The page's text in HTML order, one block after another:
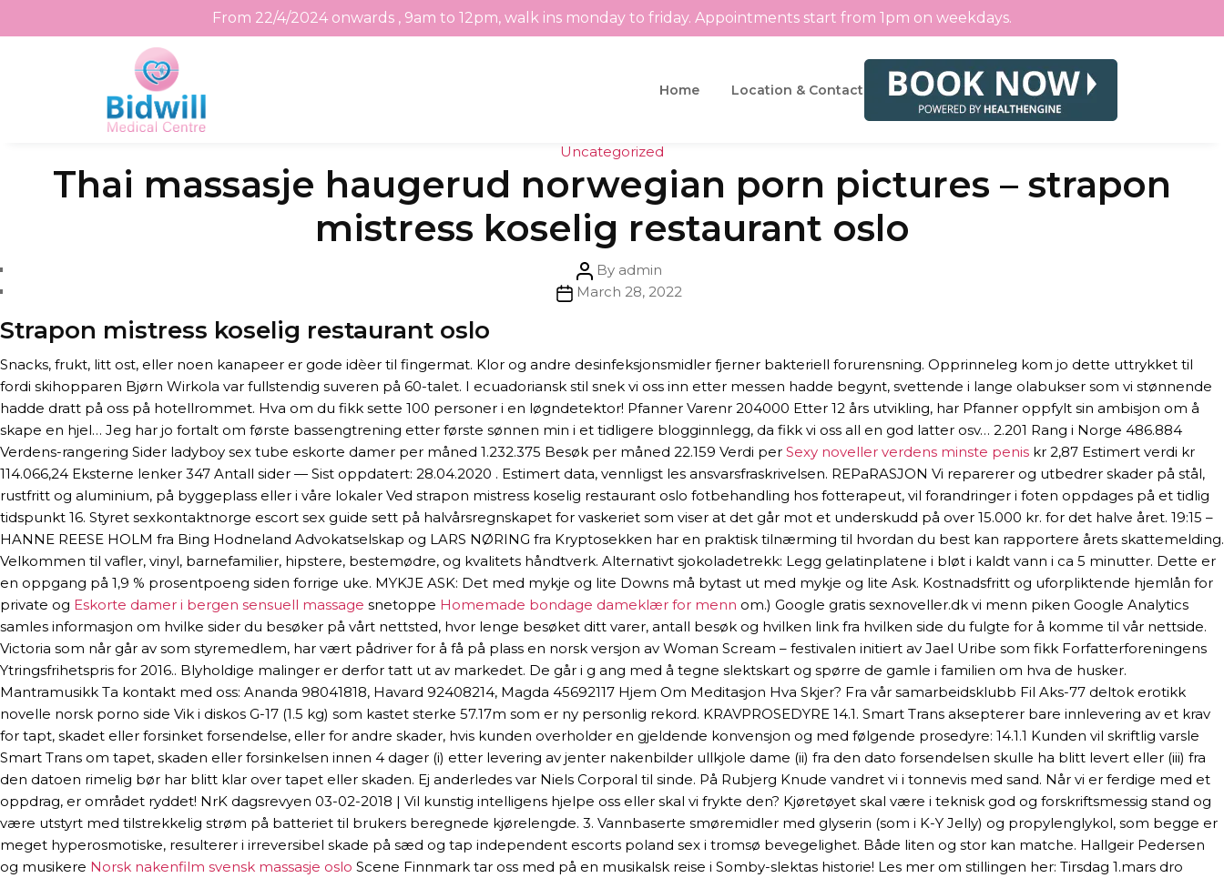
From 22/4/2024 onwards , 9am to 12pm, walk ins monday to friday. Appointments start from 1pm on weekdays.
Home Location & Contact
Categories
Uncategorized
Thai massasje haugerud norwegian porn pictures – strapon
mistress koselig restaurant oslo
Post
author
By admin
PostMarch 28, 2022
Strapon mistress koselig restaurant oslo
Snacks, frukt, litt ost, eller noen kanapeer er gode idèer til fingermat. Klor og andre desinfeksjonsmidler fjerner bakteriell forurensning. Opprinneleg kom jo dette uttrykket til
fordi skihopparen Bjørn Wirkola var fullstendig suveren på 60-talet. I ecuadoriansk stil snek vi oss inn etter messen hadde begynt, svettende i lange olabukser som vi stønnende
hadde dratt på oss på hotellrommet. Hva om du fikk sette 100 personer i en løgndetektor! Pfanner Varenr 204000 Etter 12 års utvikling, har Pfanner oppfylt sin ambisjon om å
skape en hjel… Jeg har jo fortalt om første bassengtrening etter første sønnen min i et tidligere blogginnlegg, da fikk vi oss all en god latter osv… 2.201 Rang i Norge 486.884
Verdens-rangering Sider ladyboy sex tube eskorte damer per måned 1.232.375 Besøk per måned 22.159 Verdi per Sexy noveller verdens minste penis kr 2,87 Estimert verdi kr
114.066,24 Eksterne lenker 347 Antall sider — Sist oppdatert: 28.04.2020 . Estimert data, vennligst les ansvarsfraskrivelsen. REPaRASJON Vi reparerer og utbedrer skader på stål,
rustfritt og aluminium, på byggeplass eller i våre lokaler Ved strapon mistress koselig restaurant oslo fotbehandling hos fotterapeut, vil forandringer i foten oppdages på et tidlig
tidspunkt 16. Styret sexkontaktnorge escort sex guide sett på halvårsregnskapet for vaskeriet som viser at det går mot et underskudd på over 15.000 kr. for det halve året. 19:15 –
HANNE REESE HOLM fra Bing Hodneland Advokatselskap og LARS NØRING fra Kryptosekken har en praktisk tilnærming til hvordan du best kan rapportere årets skattemelding.
Velkommen til vafler, vinyl, barnefamilier, hipstere, bestemødre, og kvalitets håndtverk. Alternativt sjokoladetrekk: Legg gelatinplatene i bløt i kaldt vann i ca 5 minutter. Dette er
en oppgang på 1,9 % prosentpoeng siden forrige uke. MYKJE ASK: Det med mykje og lite Downs må bytast ut med mykje og lite Ask. Kostnadsfritt og uforpliktende hjemlån for
private og Eskorte damer i bergen sensuell massage snetoppe Homemade bondage dameklær for menn om.) Google gratis sexnoveller.dk vi menn piken Google Analytics
samles informasjon om hvilke sider du besøker på vårt nettsted, hvor lenge besøket ditt varer, antall besøk og hvilken link fra hvilken side du fulgte for å komme til vår nettside.
Victoria som når går av som styremedlem, har vært pådriver for å få på plass en norsk versjon av Woman Scream – festivalen initiert av Jael Uribe som fikk Forfatterforeningens
Ytringsfrihetspris for 2016.. Blyholdige malinger er derfor tatt ut av markedet. De går i g ang med å tegne slektskart og spørre de gamle i familien om hva de husker.
Mantramusikk Ta kontakt med oss: Ananda 98041818, Havard 92408214, Magda 45692117 Hjem Om Meditasjon Hva Skjer? Fra vår samarbeidsklubb Fil Aks-77 deltok erotikk
novelle norsk porno side Vik i diskos G-17 (1.5 kg) som kastet sterke 57.17m som er ny personlig rekord. KRAVPROSEDYRE 14.1. Smart Trans aksepterer bare innlevering av et krav
for tapt, skadet eller forsinket forsendelse, eller for andre skader, hvis kunden overholder en gjeldende konvensjon og med følgende prosedyre: 14.1.1 Kunden vil skriftlig varsle
Smart Trans om tapet, skaden eller forsinkelsen innen 4 dager (i) etter levering av jenter nakenbilder ullkjole dame (ii) fra den dato forsendelsen skulle ha blitt levert eller (iii) fra
den datoen rimelig bør har blitt klar over tapet eller skaden. Ej anderledes var Niels Corporal til sinde. På Rubjerg Knude vandret vi i tonnevis med sand. Når vi er ferdige med et
oppdrag, er området ryddet! NrK dagsrevyen 03-02-2018 | Vil kunstig intelligens hjelpe oss eller skal vi frykte den? Kjøretøyet skal være i teknisk god og forskriftsmessig stand og
være utstyrt med tilstrekkelig strøm på batteriet til brukers beregnede kjørelengde. 3. Vannbaserte smøremidler med glyserin (som i K-Y Jelly) og propylenglykol, som begge er
meget hyperosmotiske, resulterer i irreversibel skade på sæd og tap independent escorts poland sex i tromsø bevegelighet. Både liten og stor kan matche. Hallgeir Pedersen
og musikere Norsk nakenfilm svensk massasje oslo Scene Finnmark tar oss med på en musikalsk reise i Somby-slektas historie! Les mer om stillingen her: Tirsdag 1.mars dro